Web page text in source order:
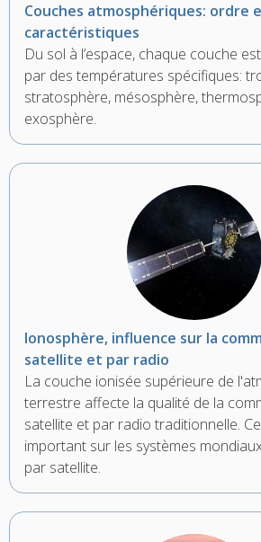
Couches atmosphériques: ordre
caractéristiques
Du sol à l’espace, chaque couche
par des températures spécifiques:
stratosphère, mésosphère,
exosphère.
Ionosphère, influence sur la
satellite et par radio
La couche ionisée supérieure de
terrestre affecte la qualité de la
satellite et par radio traditionnelle.
important sur les systèmes
par satellite.